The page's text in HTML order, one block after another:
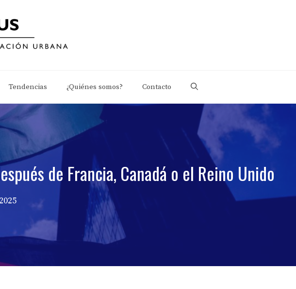
Tendencias ¿Quiénes somos? Contacto
de Francia, Canadá o el Reino Unido